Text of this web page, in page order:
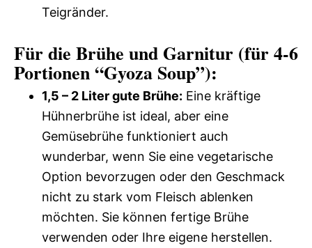
Teigränder.
Für die Brühe und Garnitur (für 4-6
Portionen “Gyoza Soup”):
1,5 – 2 Liter gute Brühe: Eine kräftige
Hühnerbrühe ist ideal, aber eine
Gemüsebrühe funktioniert auch
wunderbar, wenn Sie eine vegetarische
Option bevorzugen oder den Geschmack
nicht zu stark vom Fleisch ablenken
möchten. Sie können fertige Brühe
verwenden oder Ihre eigene herstellen.